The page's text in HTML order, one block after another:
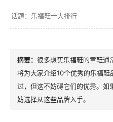
乐福鞋十大排行
很多想买乐福鞋的童鞋通
将为大家介绍10个优秀的乐福
过，但这不妨碍它们的优秀。如
妨选择从这些品牌入手。